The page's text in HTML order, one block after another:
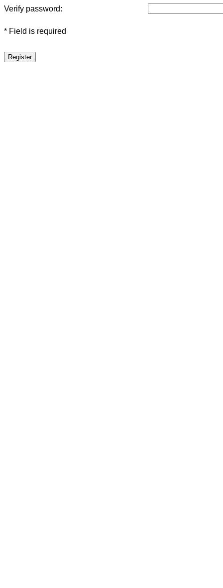
Verify password:
* Field is required
Register